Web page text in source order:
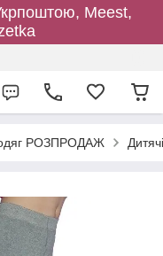
Meest,
РОЗПРОДАЖ